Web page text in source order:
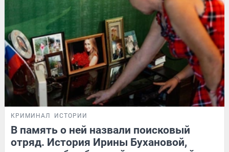
КРИМИНАЛ ИСТОРИИ
В память о ней назвали поисковый
отряд. История Ирины Бухановой,